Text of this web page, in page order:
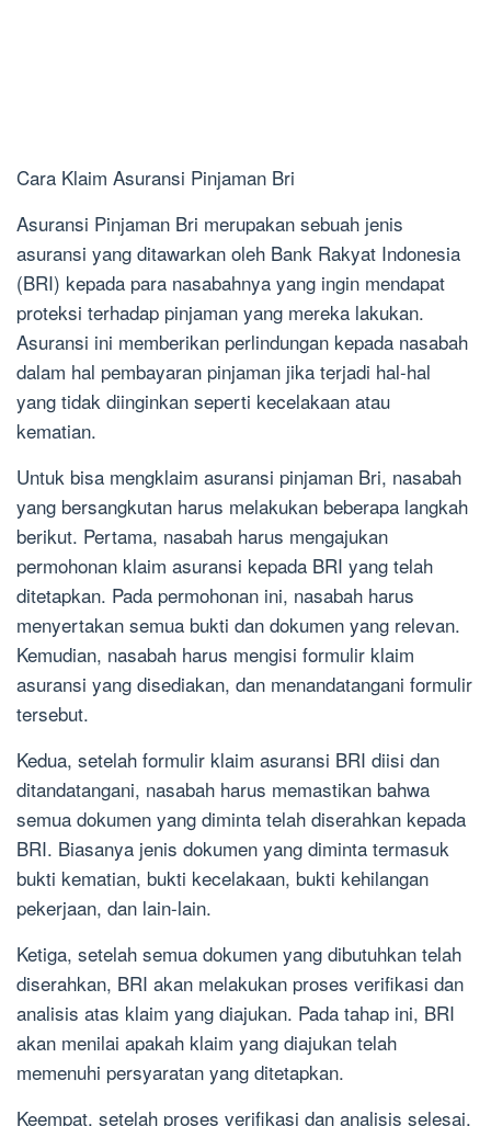
Cara Klaim Asuransi Pinjaman Bri
Asuransi Pinjaman Bri merupakan sebuah jenis
asuransi yang ditawarkan oleh Bank Rakyat Indonesia
(BRI) kepada para nasabahnya yang ingin mendapat
proteksi terhadap pinjaman yang mereka lakukan.
Asuransi ini memberikan perlindungan kepada nasabah
dalam hal pembayaran pinjaman jika terjadi hal-hal
yang tidak diinginkan seperti kecelakaan atau
kematian.
Untuk bisa mengklaim asuransi pinjaman Bri, nasabah
yang bersangkutan harus melakukan beberapa langkah
berikut. Pertama, nasabah harus mengajukan
permohonan klaim asuransi kepada BRI yang telah
ditetapkan. Pada permohonan ini, nasabah harus
menyertakan semua bukti dan dokumen yang relevan.
Kemudian, nasabah harus mengisi formulir klaim
asuransi yang disediakan, dan menandatangani formulir
tersebut.
Kedua, setelah formulir klaim asuransi BRI diisi dan
ditandatangani, nasabah harus memastikan bahwa
semua dokumen yang diminta telah diserahkan kepada
BRI. Biasanya jenis dokumen yang diminta termasuk
bukti kematian, bukti kecelakaan, bukti kehilangan
pekerjaan, dan lain-lain.
Ketiga, setelah semua dokumen yang dibutuhkan telah
diserahkan, BRI akan melakukan proses verifikasi dan
analisis atas klaim yang diajukan. Pada tahap ini, BRI
akan menilai apakah klaim yang diajukan telah
memenuhi persyaratan yang ditetapkan.
Keempat, setelah proses verifikasi dan analisis selesai,